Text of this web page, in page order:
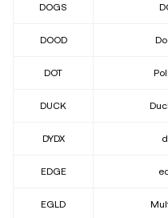
DOGS
DOOD
DOT
DUCK
DYDX
EDGE
EGLD